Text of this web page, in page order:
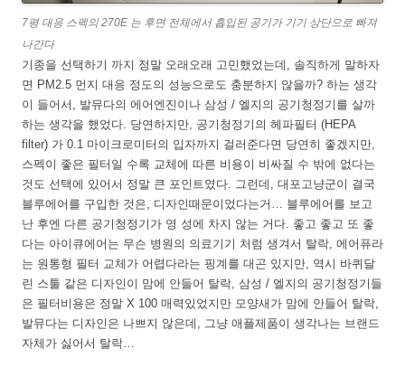
7평 대응 스펙의 270E 는 후면 전체에서 흡입된 공기가 기기 상단으로 빠져
나간다
기종을 선택하기 까지 정말 오래오래 고민했었는데, 솔직하게 말하자
면 PM2.5 먼지 대응 정도의 성능으로도 충분하지 않을까? 하는 생각
이 들어서, 발뮤다의 에어엔진이나 삼성 / 엘지의 공기청정기를 살까
하는 생각을 했었다. 당연하지만, 공기청정기의 헤파필터 (HEPA
filter) 가 0.1 마이크로미터의 입자까지 걸러준다면 당연히 좋겠지만,
스펙이 좋은 필터일 수록 교체에 따른 비용이 비싸질 수 밖에 없다는
것도 선택에 있어서 정말 큰 포인트였다. 그런데, 대포고냥군이 결국
블루에어를 구입한 것은, 디자인때문이었다는거… 블루에어를 보고
난 후엔 다른 공기청정기가 영 성에 차지 않는 거다. 좋고 좋고 또 좋
다는 아이큐에어는 무슨 병원의 의료기기 처럼 생겨서 탈락, 에어퓨라
는 원통형 필터 교체가 어렵다라는 핑계를 대곤 있지만, 역시 바퀴달
린 스툴 같은 디자인이 맘에 안들어 탈락, 삼성 / 엘지의 공기청정기들
은 필터비용은 정말 X 100 매력있었지만 모양새가 맘에 안들어 탈락,
발뮤다는 디자인은 나쁘지 않은데, 그냥 애플제품이 생각나는 브랜드
자체가 싫어서 탈락…